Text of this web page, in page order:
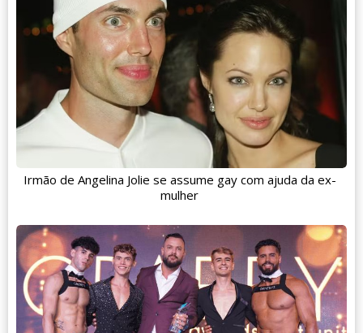
Irmão de Angelina Jolie se assume gay com ajuda da ex-
mulher